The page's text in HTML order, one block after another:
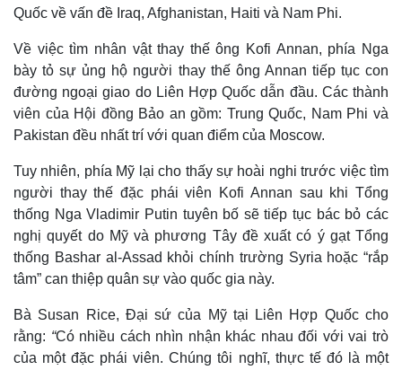
Thế giới
Quan sát
Multimedia
Video
Quốc về vấn đề Iraq, Afghanistan, Haiti và Nam Phi.
Về việc tìm nhân vật thay thế ông Kofi Annan, phía Nga
bày tỏ sự ủng hộ người thay thế ông Annan tiếp tục con
đường ngoại giao do Liên Hợp Quốc dẫn đầu. Các thành
viên của Hội đồng Bảo an gồm: Trung Quốc, Nam Phi và
Pakistan đều nhất trí với quan điểm của Moscow.
Tuy nhiên, phía Mỹ lại cho thấy sự hoài nghi trước việc tìm
người thay thế đặc phái viên Kofi Annan sau khi Tổng
thống Nga Vladimir Putin tuyên bố sẽ tiếp tục bác bỏ các
nghị quyết do Mỹ và phương Tây đề xuất có ý gạt Tổng
thống Bashar al-Assad khỏi chính trường Syria hoặc “rắp
tâm” can thiệp quân sự vào quốc gia này.
Bà Susan Rice, Đại sứ của Mỹ tại Liên Hợp Quốc cho
rằng: “Có nhiều cách nhìn nhận khác nhau đối với vai trò
của một đặc phái viên. Chúng tôi nghĩ, thực tế đó là một